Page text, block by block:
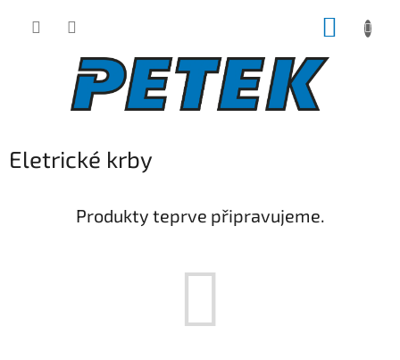
Eletrické krby
Produkty teprve připravujeme.